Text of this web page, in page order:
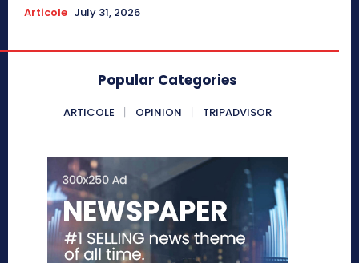
Articole July 31, 2026
Popular Categories
ARTICOLE OPINION TRIPADVISOR